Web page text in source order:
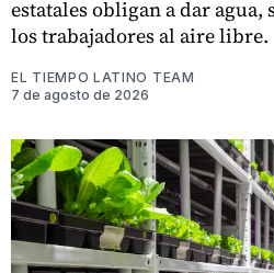
estatales obligan a dar agua,
los trabajadores al aire libre.
EL TIEMPO LATINO TEAM
7 de agosto de 2026